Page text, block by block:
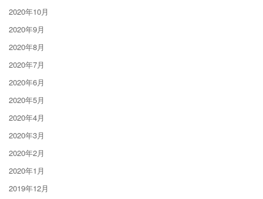
2020年10月
2020年9月
2020年8月
2020年7月
2020年6月
2020年5月
2020年4月
2020年3月
2020年2月
2020年1月
2019年12月